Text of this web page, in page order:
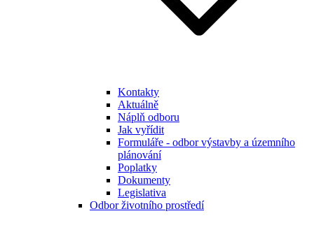
Kontakty
Aktuálně
Náplň odboru
Jak vyřídit
Formuláře - odbor výstavby a územního
plánování
Poplatky
Dokumenty
Legislativa
Odbor životního prostředí